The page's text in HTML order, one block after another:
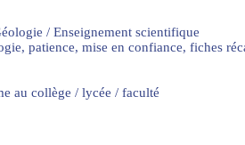
/ Enseignement scientifique
patience, mise en confiance, fiches
au collège / lycée / faculté